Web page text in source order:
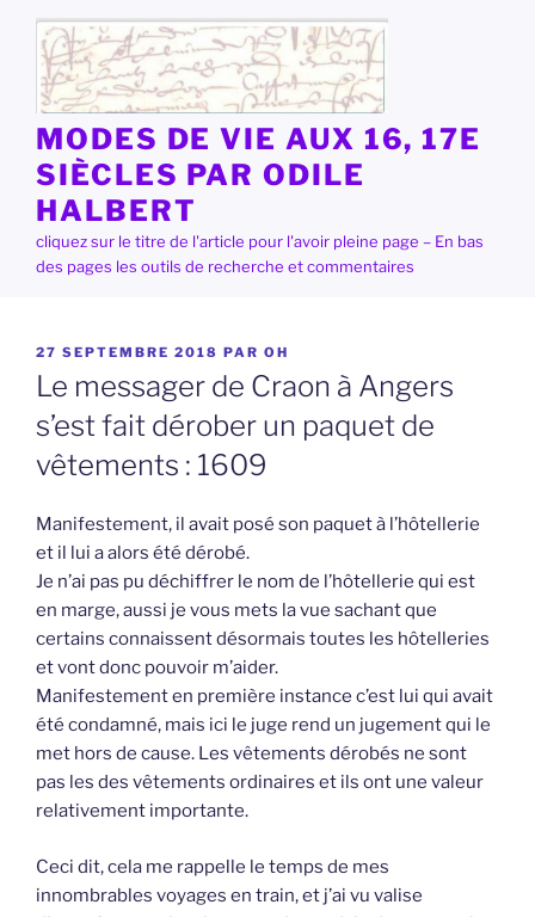
contenu
principal
MODES DE VIE AUX 16, 17E
SIÈCLES PAR ODILE
HALBERT
cliquez sur le titre de l'article pour l'avoir pleine page – En bas
des pages les outils de recherche et commentaires
PUBLIÉ
LE
27 SEPTEMBRE 2018 PAR OH
Le messager de Craon à Angers
s’est fait dérober un paquet de
vêtements : 1609
Manifestement, il avait posé son paquet à l’hôtellerie
et il lui a alors été dérobé.
Je n’ai pas pu déchiffrer le nom de l’hôtellerie qui est
en marge, aussi je vous mets la vue sachant que
certains connaissent désormais toutes les hôtelleries
et vont donc pouvoir m’aider.
Manifestement en première instance c’est lui qui avait
été condamné, mais ici le juge rend un jugement qui le
met hors de cause. Les vêtements dérobés ne sont
pas les des vêtements ordinaires et ils ont une valeur
relativement importante.
Ceci dit, cela me rappelle le temps de mes
innombrables voyages en train, et j’ai vu valise